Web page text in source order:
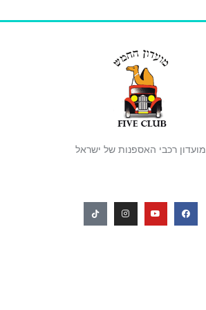
מועדון רכבי האספנות של ישראל